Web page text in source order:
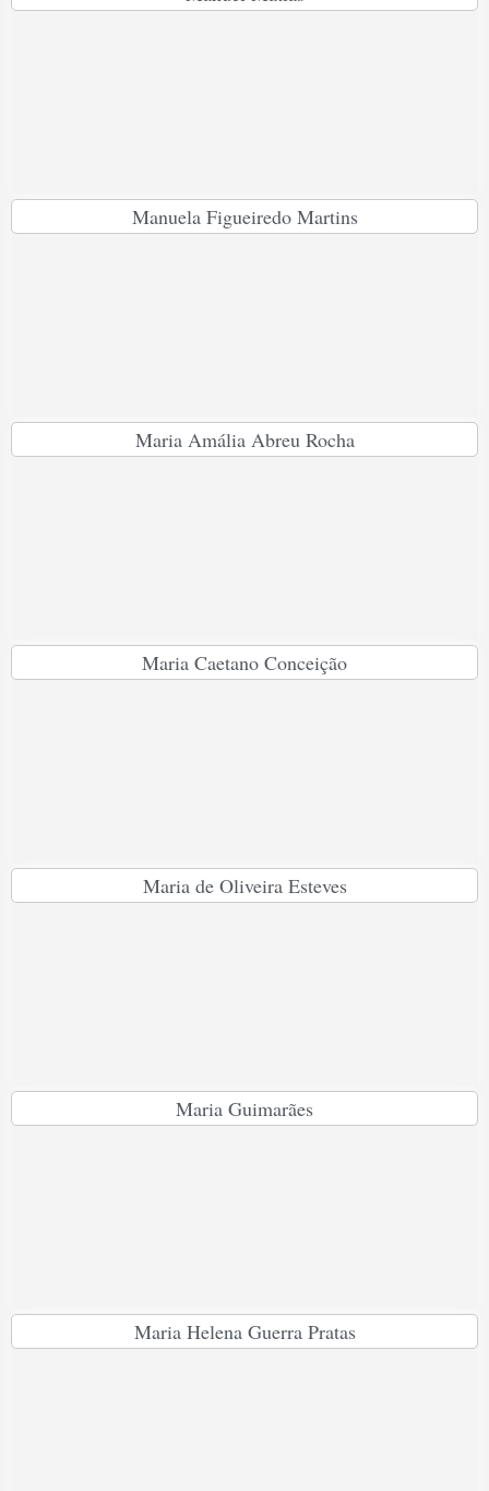
Manuela Figueiredo Martins
Maria Amália Abreu Rocha
Maria Caetano Conceição
Maria de Oliveira Esteves
Maria Guimarães
Maria Helena Guerra Pratas